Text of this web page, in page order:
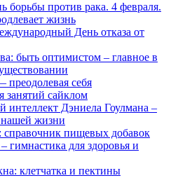
борьбы против рака. 4 февраля.
жизнь
День отказа от
быть оптимистом – главное в
себя
занятий сайклом
интеллект Дэниела Гоулмана –
нашей жизни
справочник пищевых добавок
гимнастика для здоровья и
клетчатка и пектины